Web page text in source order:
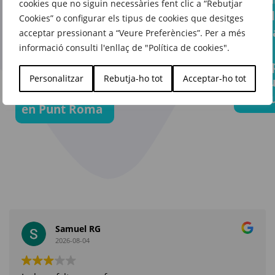
cookies que no siguin necessàries fent clic a “Rebutjar
Cookies” o configurar els tipus de cookies que desitges
acceptar pressionant a “Veure Preferències”. Per a més
informació consulti l'enllaç de "Política de cookies".
Personalitzar Rebutja-ho tot Acceptar-ho tot
El fons
d’armari que
t’acompanyarà
rere
temporada
en Punt Roma
Aquest estiu,
porta’l tot
sense
complicacions
gràcies
a Feu Vert
a
en
Samuel RG
2026-08-04